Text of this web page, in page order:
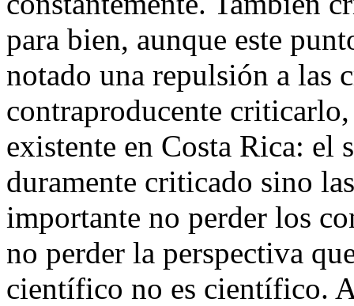
para bien, aunque este
notado una repulsión a las
contraproducente
existente en Costa Rica: el
duramente criticado sino
importante no perder los
no perder la perspectiva
científico no es científico.